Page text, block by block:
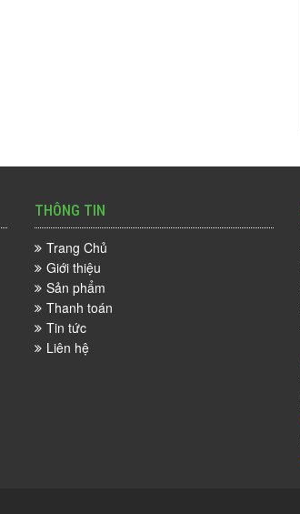
THÔNG TIN
Trang Chủ
Giới thiệu
Sản phẩm
Thanh toán
Tin tức
Liên hệ